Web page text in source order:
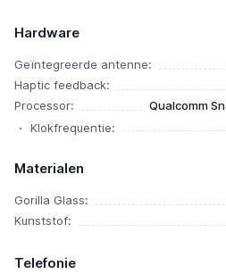
Hardware
Geïntegreerde antenne:
Haptic feedback:
Processor:
Qualcomm
Klokfrequentie:
Materialen
Gorilla Glass:
Kunststof:
Telefonie